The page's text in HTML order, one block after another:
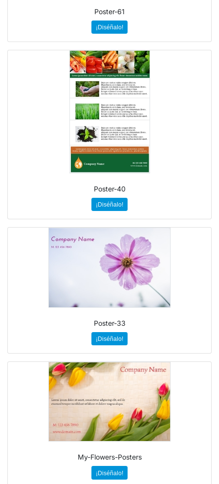
Poster-61
¡Diséñalo!
Poster-40
¡Diséñalo!
Poster-33
¡Diséñalo!
My-Flowers-Posters
¡Diséñalo!